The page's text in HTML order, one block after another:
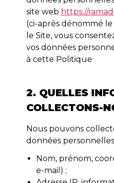
site web https://
(ci-après dénommé le
le Site, vous
vos données
à cette Politique
2. QUELLES
COLLECTONS-
Nous pouvons
données
Nom, prénom,
e-mail) ;